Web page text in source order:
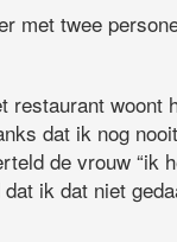
met twee
woont
dat ik nog
de vrouw “ik
ik dat niet